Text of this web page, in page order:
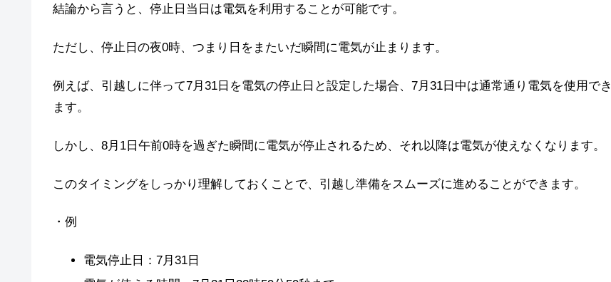
結論から言うと、停止日当日は電気を利用することが可能です。
ただし、停止日の夜0時、つまり日をまたいだ瞬間に電気が止まります。
例えば、引越しに伴って7月31日を電気の停止日と設定した場合、7月31日中は通常通り電気を使用でき
ます。
しかし、8月1日午前0時を過ぎた瞬間に電気が停止されるため、それ以降は電気が使えなくなります。
このタイミングをしっかり理解しておくことで、引越し準備をスムーズに進めることができます。
・例
電気停止日：7月31日